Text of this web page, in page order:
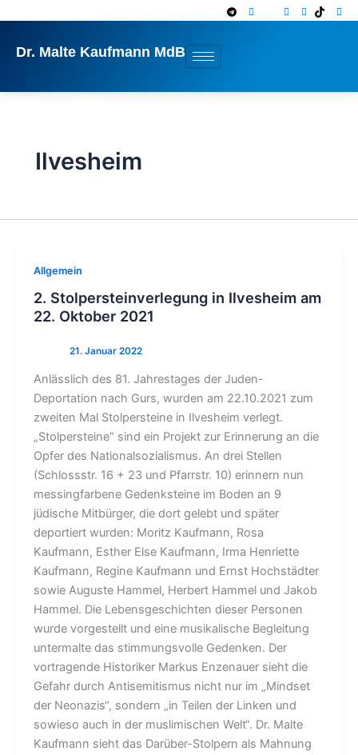
springen
Dr. Malte Kaufmann MdB
Ilvesheim
Allgemein
2. Stolpersteinverlegung in Ilvesheim am
22. Oktober 2021
Anlässlich des 81. Jahrestages der Juden-
Deportation nach Gurs, wurden am 22.10.2021 zum
zweiten Mal Stolpersteine in Ilvesheim verlegt.
„Stolpersteine“ sind ein Projekt zur Erinnerung an die
Opfer des Nationalsozialismus. An drei Stellen
(Schlossstr. 16 + 23 und Pfarrstr. 10) erinnern nun
messingfarbene Gedenksteine im Boden an 9
jüdische Mitbürger, die dort gelebt und später
deportiert wurden: Moritz Kaufmann, Rosa
Kaufmann, Esther Else Kaufmann, Irma Henriette
Kaufmann, Regine Kaufmann und Ernst Hochstädter
sowie Auguste Hammel, Herbert Hammel und Jakob
Hammel. Die Lebensgeschichten dieser Personen
wurde vorgestellt und eine musikalische Begleitung
untermalte das stimmungsvolle Gedenken. Der
vortragende Historiker Markus Enzenauer sieht die
Gefahr durch Antisemitismus nicht nur im „Mindset
der Neonazis“, sondern „in Teilen der Linken und
sowieso auch in der muslimischen Welt“. Dr. Malte
Kaufmann sieht das Darüber-Stolpern als Mahnung